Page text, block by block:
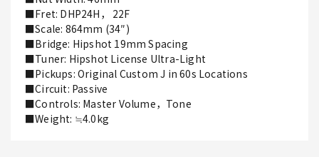
■Fret: DHP24H， 22F
■Scale: 864mm (34″)
■Bridge: Hipshot 19mm Spacing
■Tuner: Hipshot License Ultra-Light
■Pickups: Original Custom J in 60s Locations
■Circuit: Passive
■Controls: Master Volume，Tone
■Weight: ≒4.0kg